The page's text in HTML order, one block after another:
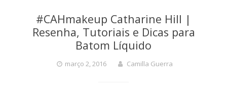
#CAHmakeup Catharine Hill |
Resenha, Tutoriais e Dicas para
Batom Líquido
março 2, 2016 Camilla Guerra